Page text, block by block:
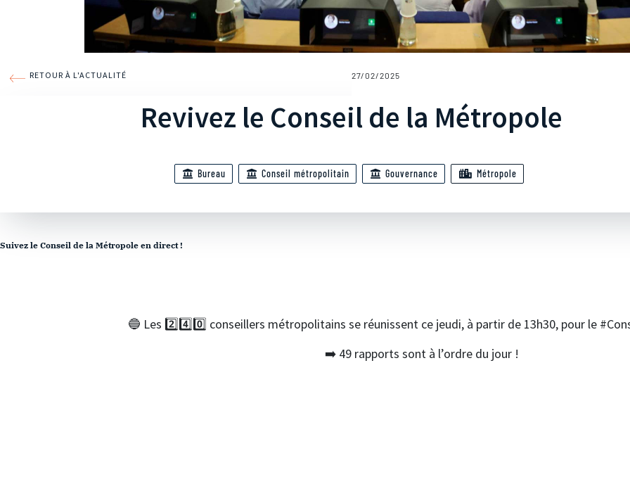
RETOUR À L'ACTUALITÉ 27/02/2025
Revivez le Conseil de la Métropole
Bureau Conseil métropolitain Gouvernance Métropole
Suivez le Conseil de la Métropole en direct !
🔵 Les 2️⃣4️⃣0️⃣ conseillers métropolitains se réunissent ce jeudi, à partir de 13h30, pour le
➡️ 49 rapports sont à l’ordre du jour !